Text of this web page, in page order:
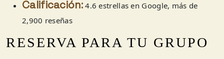
Calificación:4.6 estrellas en Google, más de
2,900 reseñas
RESERVA PARA TU GRUPO